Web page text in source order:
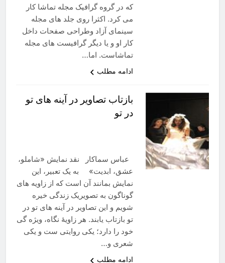
که در گروه گرافیک مجله تماشا کار
می کرد. اکثرا روی جلد های مجله
سینمای آزاد وطراحی صفحات داخل
کار او و یا دیگر گرافیست های مجله
تماشاست. اما…
ادامه مطلب
بازتاب تصاویر در آینه های تو
در تو
عباس سماکار نقد نمایش «شاملو،
عشق، ابدیت» به یک تعبیر، این
نمایش بمانند آن است که از زاویه های
گوناگون به تصویریک زندگی خیره
شویم و این تصاویر در آینه های تو در
تو بازتاب یابند. هر زاویۀ نگاه، ویژه گی
خود را دارد؛ یکی روایتی ست و یکی
شعری و…
ادامه مطلب